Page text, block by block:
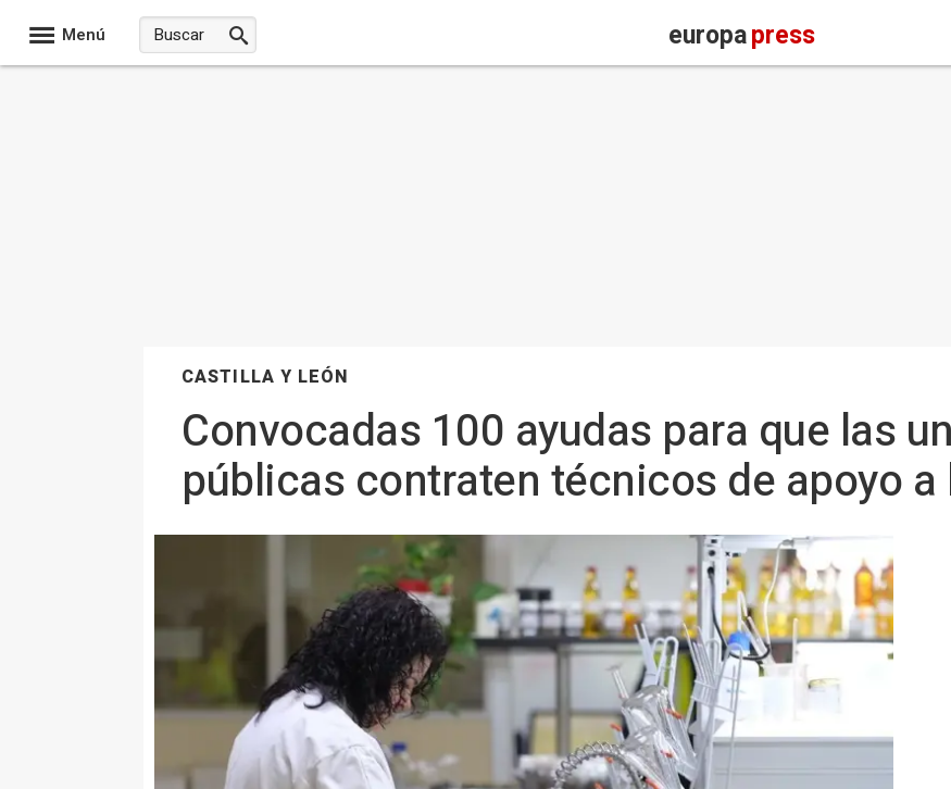
Menú europapress
CASTILLA Y LEÓN
Convocadas 100 ayudas para que las
públicas contraten técnicos de apoyo